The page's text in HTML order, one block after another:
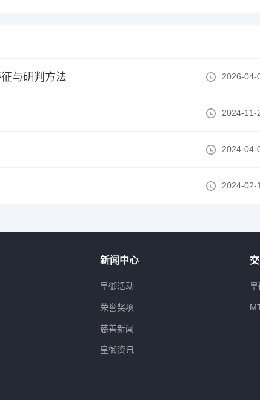
与研判方法 2026-04-
2024-11-
2024-04-
2024-02-
新闻中心
皇御活动
荣誉奖项
慈善新闻
皇御资讯